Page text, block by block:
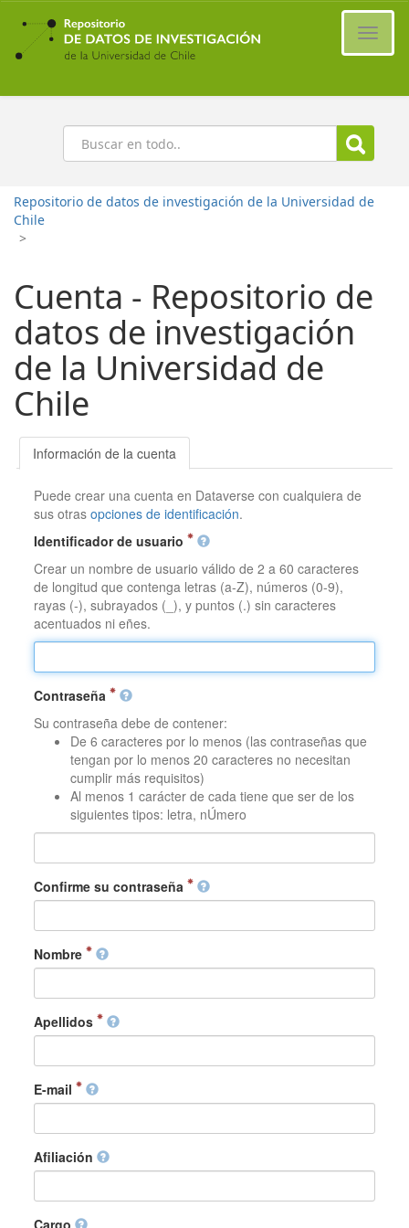
Ir
contenido
principal
Buscar
Repositorio de datos de investigación de la Universidad de
Chile
>
Cuenta - Repositorio de
datos de investigación
de la Universidad de
Chile
Información de la cuenta
Puede crear una cuenta en Dataverse con cualquiera de
sus otrasopciones de identificación.
Identificador de usuario
Crear un nombre de usuario válido de 2 a 60 caracteres
de longitud que contenga letras (a-Z), números (0-9),
rayas (-), subrayados (_), y puntos (.) sin caracteres
acentuados ni eñes.
Contraseña
Su contraseña debe de contener:
De 6 caracteres por lo menos (las contraseñas que
tengan por lo menos 20 caracteres no necesitan
cumplir más requisitos)
Al menos 1 carácter de cada tiene que ser de los
siguientes tipos: letra, nÚmero
Confirme su contraseña
Nombre
Apellidos
E-mail
Afiliación
Cargo